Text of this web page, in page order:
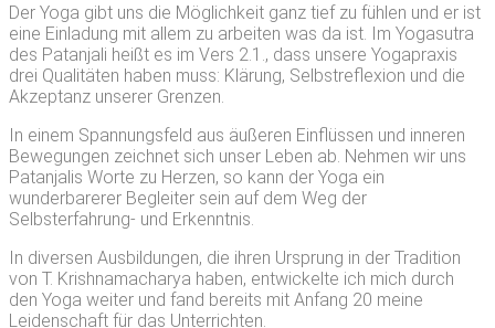
Der Yoga gibt uns die Möglichkeit ganz tief zu fühlen und er ist
eine Einladung mit allem zu arbeiten was da ist. ​Im Yogasutra
des Patanjali heißt es im Vers 2.1., dass unsere Yogapraxis
drei Qualitäten haben muss: Klärung, Selbstreflexion und die
Akzeptanz unserer Grenzen.
In einem Spannungsfeld aus äußeren Einflüssen und inneren
Bewegungen zeichnet sich unser Leben ab. Nehmen wir uns
Patanjalis Worte zu Herzen, so kann der Yoga ein
wunderbarerer Begleiter sein auf dem Weg der
Selbsterfahrung- und Erkenntnis.
In diversen Ausbildungen, die ihren Ursprung in der Tradition
von T. Krishnamacharya haben, entwickelte ich mich durch
den Yoga weiter und fand bereits mit Anfang 20 meine
Leidenschaft für das Unterrichten.